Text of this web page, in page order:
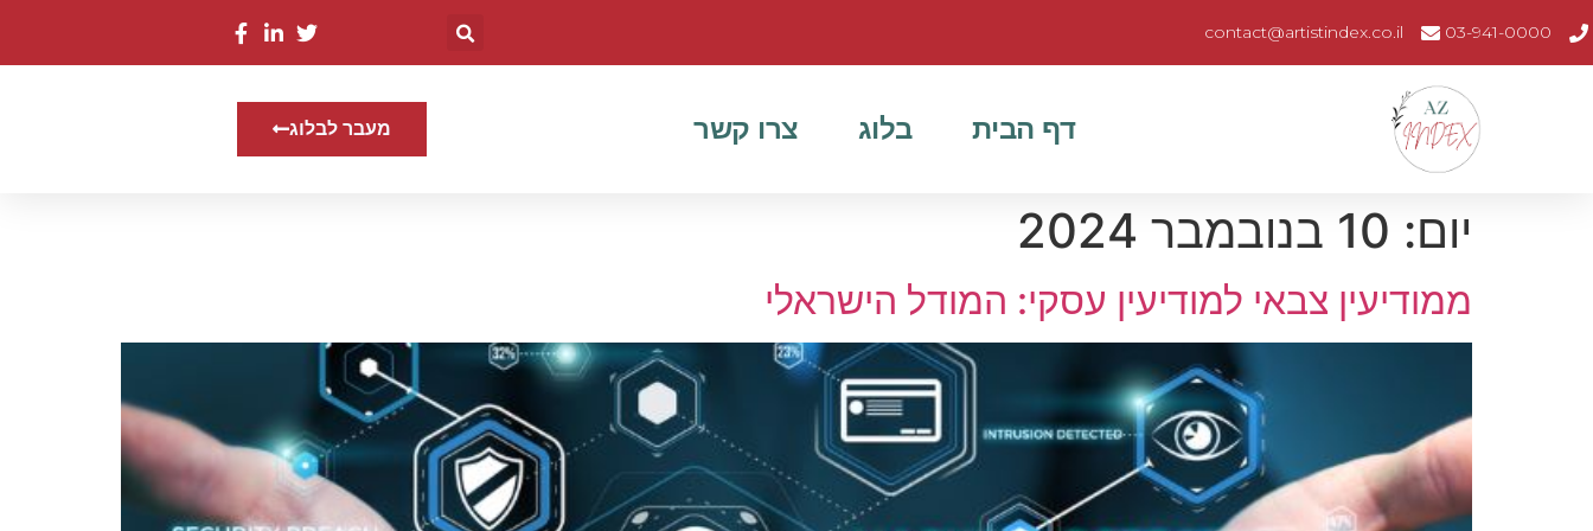
03-941-0000
contact@artistindex.co.il
דף הבית בלוג צרו קשר מעבר לבלוג
יום: 10 בנובמבר 2024
ממודיעין צבאי למודיעין עסקי: המודל הישראלי